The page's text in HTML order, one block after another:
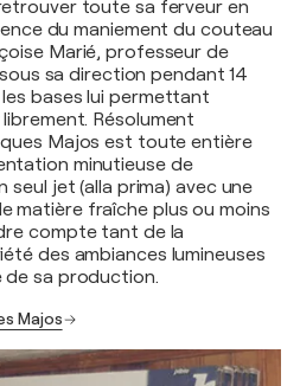
toute sa ferveur en
du maniement du couteau
Marié, professeur de
sa direction pendant 14
bases lui permettant
Résolument
Majos est toute entière
minutieuse de
seul jet (alla prima) avec une
matière fraîche plus ou moins
compte tant de la
des ambiances lumineuses
de sa production.
Majos